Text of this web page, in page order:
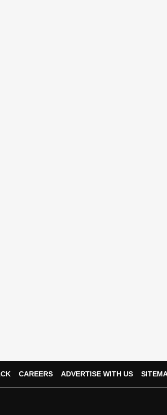
CAREERS ADVERTISE WITH US